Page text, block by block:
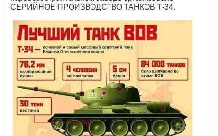
СЕРИЙНОЕ ПРОИЗВОДСТВО ТАНКОВ Т-34.